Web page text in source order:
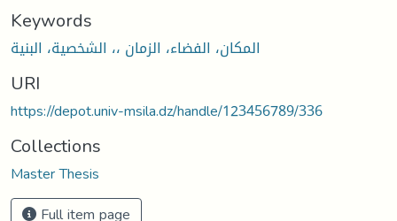
Keywords
المكان، الفضاء، الزمان ،، الشخصية، البنية
URI
https://depot.univ-msila.dz/handle/123456789/336
Collections
Master Thesis
Full item page